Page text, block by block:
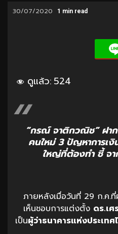
30/07/2020 1 min read
ดูแล้ว: 524
“กรณ์ จาติกวณิช” ฝา
คนใหม่ 3 ปัญหาการเ
ใหญ่ที่ต้องทำ ชี้ จา
ภายหลังเมื่อวันที่ 29 ก.ค.
เห็นชอบการแต่งตั้ง ดร.เ
เป็นผู้ว่าธนาคารแห่งประเทศ